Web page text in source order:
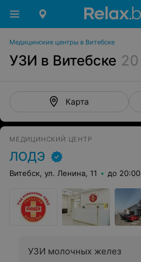
Медицинские центры в Витебске
УЗИ в Витебске 20
Карта
МЕДИЦИНСКИЙ ЦЕНТР
ЛОДЭ
Витебск, ул. Ленина, 11 до 20:00
УЗИ молочных желез